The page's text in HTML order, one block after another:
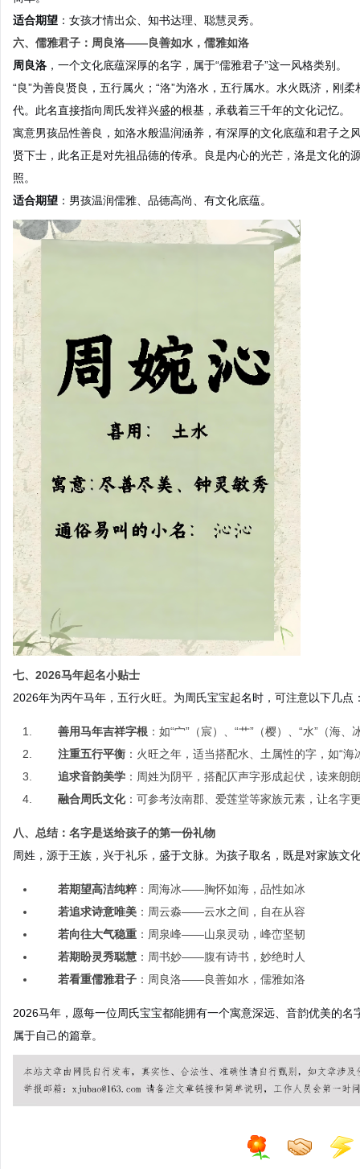
适合期望 ：女孩才情出众、知书达理、聪慧灵秀。
六、儒雅君子：周良洛——良善如水，儒雅如洛
周良洛 ，一个文化底蕴深厚的名字，属于“儒雅君子”这一风格类别。
“良”为善良贤良，五行属火；“洛”为洛水，五行属水。水火既济，刚
代。此名直接指向周氏发祥兴盛的根基，承载着三千年的文化记忆。
寓意男孩品性善良，如洛水般温润涵养，有深厚的文化底蕴和君子之
贤下士，此名正是对先祖品德的传承。良是内心的光芒，洛是文化的
照。
适合期望 ：男孩温润儒雅、品德高尚、有文化底蕴。
七、2026马年起名小贴士
2026年为丙午马年，五行火旺。为周氏宝宝起名时，可注意以下几点
善用马年吉祥字根 ：如“宀”（宸）、“艹”（樱）、“水”（海
注重五行平衡 ：火旺之年，适当搭配水、土属性的字，如“海
追求音韵美学 ：周姓为阴平，搭配仄声字形成起伏，读来朗
融合周氏文化：可参考汝南郡、爱莲堂等家族元素，让名字
八、总结：名字是送给孩子的第一份礼物
周姓，源于王族，兴于礼乐，盛于文脉。为孩子取名，既是对家族文
若期望高洁纯粹 ：周海冰——胸怀如海，品性如冰
若追求诗意唯美 ：周云淼——云水之间，自在从容
若向往大气稳重 ：周泉峰——山泉灵动，峰峦坚韧
若期盼灵秀聪慧 ：周书妙——腹有诗书，妙绝时人
若看重儒雅君子 ：周良洛——良善如水，儒雅如洛
2026马年，愿每一位周氏宝宝都能拥有一个寓意深远、音韵优美的
属于自己的篇章。